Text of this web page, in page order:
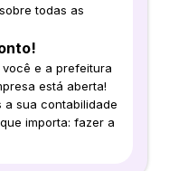
todas as
e a prefeitura
está aberta!
a sua contabilidade
importa: fazer a